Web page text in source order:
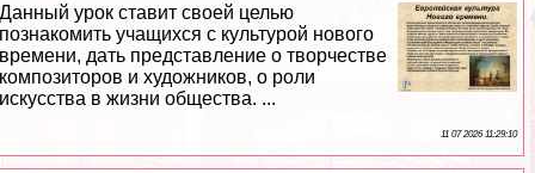
Данный урок ставит своей целью
познакомить учащихся с культурой нового
времени, дать представление о творчестве
композиторов и художников, о роли
искусства в жизни общества. ...
11 07 2026 11:29:10